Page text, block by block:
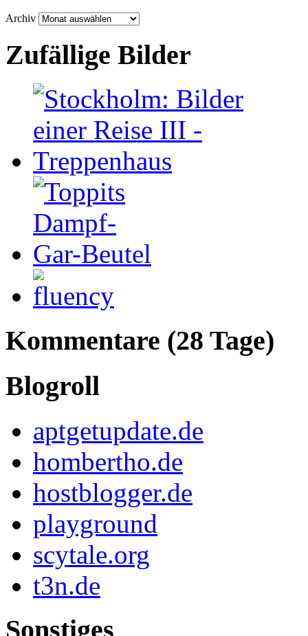
Archiv
Zufällige Bilder
Kommentare (28 Tage)
Blogroll
aptgetupdate.de
hombertho.de
hostblogger.de
playground
scytale.org
t3n.de
Sonstiges